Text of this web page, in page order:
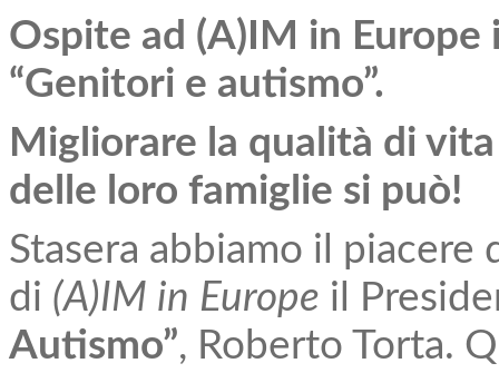
Ospite ad (A)IM in Europe
“Genitori e autismo”.
Migliorare la qualità di
delle loro famiglie si può!
Stasera abbiamo il
di (A)IM in Europe il
Autismo”, Roberto Torta.